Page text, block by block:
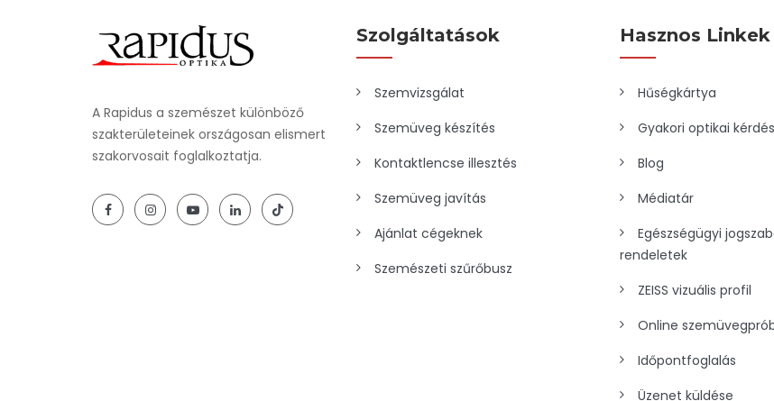
A Rapidus a szemészet különböző
szakterületeinek országosan elismert
szakorvosait foglalkoztatja.
Szolgáltatások
Szemvizsgálat
Szemüveg készítés
Kontaktlencse illesztés
Szemüveg javítás
Ajánlat cégeknek
Szemészeti szűrőbusz
Hasznos Linkek
Hűségkártya
Gyakori optikai
Blog
Médiatár
Egészségügyi
rendeletek
ZEISS vizuális profil
Online
Időpontfoglalás
Üzenet küldése